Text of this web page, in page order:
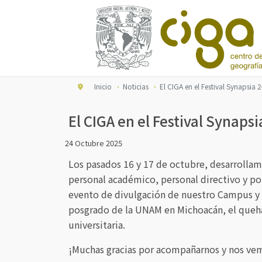
Inicio Noticias El CIGA en el Festival Synapsia
El CIGA en el Festival
24 Octubre 2025
Los pasados 16 y 17 de octubre,
personal académico, personal directivo y
evento de divulgación de nuestro Campus
posgrado de la UNAM en Michoacán, el
universitaria.
¡Muchas gracias por acompañarnos y nos